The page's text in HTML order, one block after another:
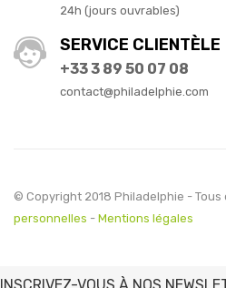
24h (jours ouvrables)
SERVICE CLIENTÈLE
+33 3 89 50 07 08
contact@philadelphie.com
© Copyright 2018 Philadelphie -
personnelles - Mentions légales